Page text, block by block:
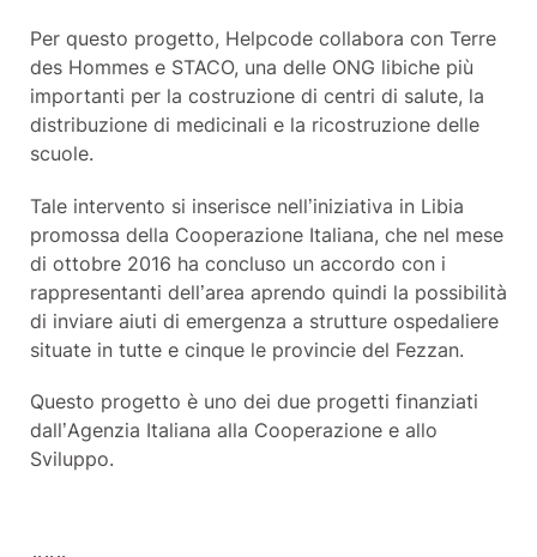
Per questo progetto, Helpcode collabora con Terre
des Hommes e STACO, una delle ONG libiche più
importanti per la costruzione di centri di salute, la
distribuzione di medicinali e la ricostruzione delle
scuole.
Tale intervento si inserisce nell’iniziativa in Libia
promossa della Cooperazione Italiana, che nel mese
di ottobre 2016 ha concluso un accordo con i
rappresentanti dell’area aprendo quindi la possibilità
di inviare aiuti di emergenza a strutture ospedaliere
situate in tutte e cinque le provincie del Fezzan.
Questo progetto è uno dei due progetti finanziati
dall’Agenzia Italiana alla Cooperazione e allo
Sviluppo.